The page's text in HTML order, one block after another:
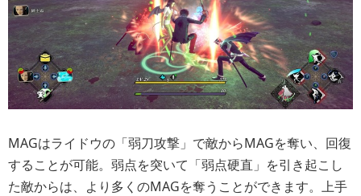
MAGはライドウの「弱刀攻撃」で敵からMAGを奪い、回復
することが可能。弱点を突いて「弱点硬直」を引き起こし
た敵からは、より多くのMAGを奪うことができます。上手